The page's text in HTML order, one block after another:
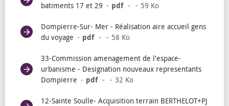
batiments 17 et 29
pdf 59 Ko
Dompierre-Sur- Mer - Réalisation aire accueil gens
du voyage
pdf 58 Ko
33-Commission amenagement de l'espace-
urbanisme - Designation nouveaux representants
Dompierre
pdf 32 Ko
12-Sainte Soulle- Acquisition terrain BERTHELOT+PJ